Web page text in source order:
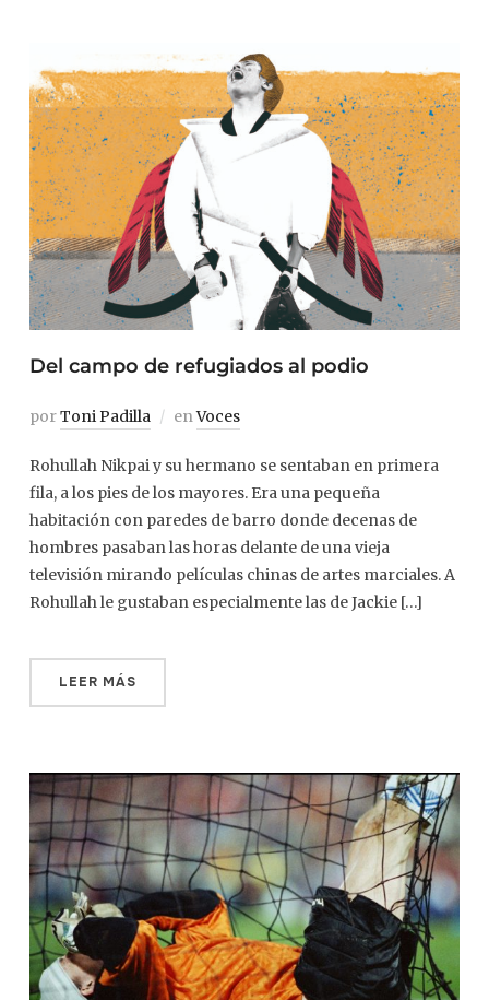
Del campo de refugiados al podio
porToni Padilla enVoces
Rohullah Nikpai y su hermano se sentaban en primera
fila, a los pies de los mayores. Era una pequeña
habitación con paredes de barro donde decenas de
hombres pasaban las horas delante de una vieja
televisión mirando películas chinas de artes marciales. A
Rohullah le gustaban especialmente las de Jackie […]
LEER MÁS